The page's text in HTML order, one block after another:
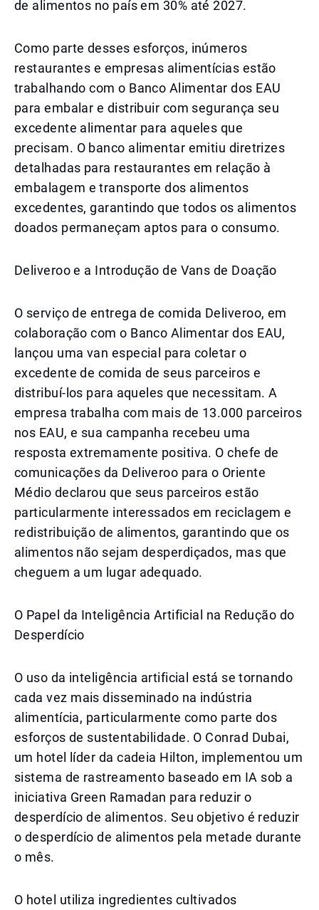
de alimentos no país em 30% até 2027.
Como parte desses esforços, inúmeros
restaurantes e empresas alimentícias estão
trabalhando com o Banco Alimentar dos EAU
para embalar e distribuir com segurança seu
excedente alimentar para aqueles que
precisam. O banco alimentar emitiu diretrizes
detalhadas para restaurantes em relação à
embalagem e transporte dos alimentos
excedentes, garantindo que todos os alimentos
doados permaneçam aptos para o consumo.
Deliveroo e a Introdução de Vans de Doação
O serviço de entrega de comida Deliveroo, em
colaboração com o Banco Alimentar dos EAU,
lançou uma van especial para coletar o
excedente de comida de seus parceiros e
distribuí-los para aqueles que necessitam. A
empresa trabalha com mais de 13.000 parceiros
nos EAU, e sua campanha recebeu uma
resposta extremamente positiva. O chefe de
comunicações da Deliveroo para o Oriente
Médio declarou que seus parceiros estão
particularmente interessados em reciclagem e
redistribuição de alimentos, garantindo que os
alimentos não sejam desperdiçados, mas que
cheguem a um lugar adequado.
O Papel da Inteligência Artificial na Redução do
Desperdício
O uso da inteligência artificial está se tornando
cada vez mais disseminado na indústria
alimentícia, particularmente como parte dos
esforços de sustentabilidade. O Conrad Dubai,
um hotel líder da cadeia Hilton, implementou um
sistema de rastreamento baseado em IA sob a
iniciativa Green Ramadan para reduzir o
desperdício de alimentos. Seu objetivo é reduzir
o desperdício de alimentos pela metade durante
o mês.
O hotel utiliza ingredientes cultivados